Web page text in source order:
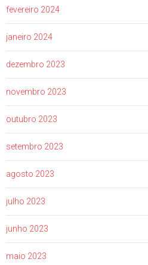
fevereiro 2024
janeiro 2024
dezembro 2023
novembro 2023
outubro 2023
setembro 2023
agosto 2023
julho 2023
junho 2023
maio 2023